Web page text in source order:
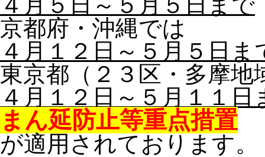
京都府・沖縄では
４月１２日～５月５日ま
東京都（２３区・多摩地
４月１２日～５月１１日
まん延防止等重点措置
が適用されております。